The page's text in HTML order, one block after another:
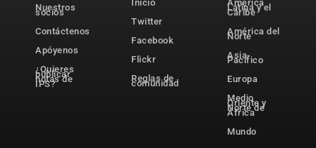
Nuestros
socios
Contáctenos
Apóyenos
¿Quieres
publicar
notas de
IPS?
Inicio
Twitter
Facebook
Flickr
Reglas de
comunidad
América
Latina y el
Caribe
América del
Norte
Asia-
Pacífico
Europa
Medio
Oriente y
Norte de
África
Mundo